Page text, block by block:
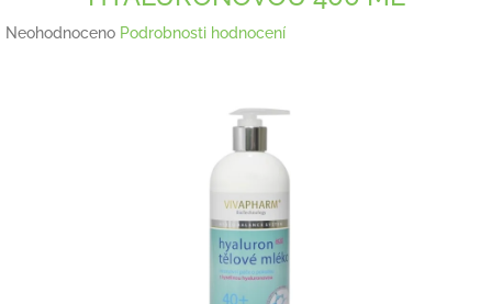
Průměrné
Neohodnoceno Podrobnosti hodnocení